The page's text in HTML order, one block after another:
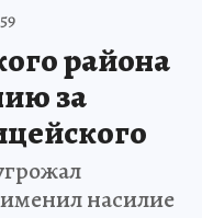
района
за
насилие